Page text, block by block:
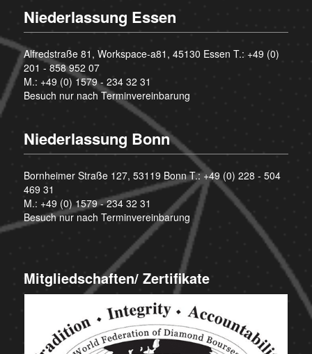
Niederlassung Essen
Alfredstraße 81, Workspace-a81, 45130 Essen T.: +49 (0)
201 - 858 952 07
M.: +49 (0) 1579 - 234 32 31
Besuch nur nach Terminvereinbarung
Niederlassung Bonn
Bornheimer Straße 127, 53119 Bonn T.:+49 (0) 228 - 504
469 31
M.: +49 (0) 1579 - 234 32 31
Besuch nur nach Terminvereinbarung
Mitgliedschaften/ Zertifikate